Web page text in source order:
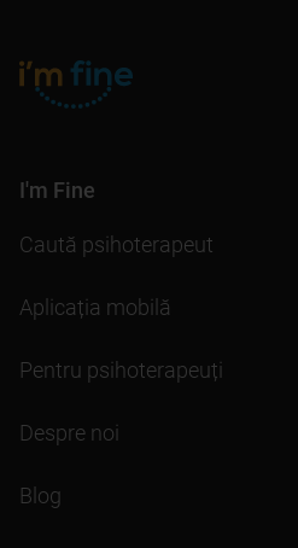
I'm Fine
Caută psihoterapeut
Aplicația mobilă
Pentru psihoterapeuți
Despre noi
Blog